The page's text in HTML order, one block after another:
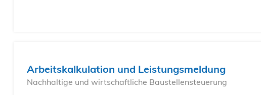
Arbeitskalkulation und Leistungsmeldung
Nachhaltige und wirtschaftliche Baustellensteuerung